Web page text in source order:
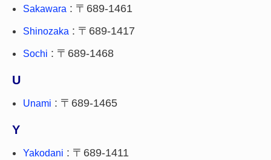
Sakawara : 〒689-1461
Shinozaka : 〒689-1417
Sochi : 〒689-1468
U
Unami : 〒689-1465
Y
Yakodani : 〒689-1411